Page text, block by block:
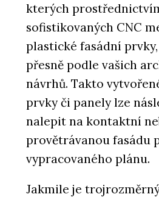
kterých
sofistikovaných CNC
plastické fasádní
přesně podle vašich
návrhů. Takto
prvky či panely lze
nalepit na kontaktní
provětrávanou fasádu
vypracovaného plánu.
Jakmile je